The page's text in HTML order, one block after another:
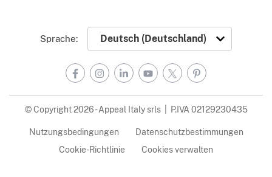
Sprache:
FacebookInstagram
LinkedInYouTube
X Pinterest
© Copyright 2026 - Appeal Italy srls | P.IVA 02129230435
Nutzungsbedingungen
Datenschutzbestimmungen
Cookie-Richtlinie
Cookies verwalten